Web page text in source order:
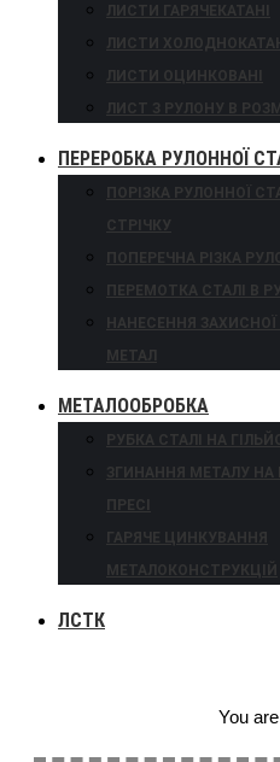
ЛИСТИ ГАРЯЧЕКАТАНІ
ЛИСТИ
ЛИСТИ ОЦИНКОВАНІ
ЛИСТ З РУЛОНУ В
ПЕРЕРОБКА РУЛОННОЇ
ПОРІЗКА РУЛОННОЇ
СТРІЧКУ
ПОПЕРЕЧНА РІЗКА
ПЕРЕМОТКА СТАЛІ В
НАНЕСЕННЯ ЗАХИСНОЇ
МЕТАЛ
МЕТАЛООБРОБКА
РУБКА СТАЛІ НА
ЗГИНАННЯ МЕТАЛУ НА
ПРЕСІ
ГАРЯЧЕ ЦИНКУВАННЯ
МЕТАЛОКОНСТРУКЦІЙ
ЛСТК
You